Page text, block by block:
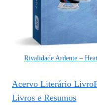
Rivalidade Ardente –
Acervo Literário
Livros e Resumos